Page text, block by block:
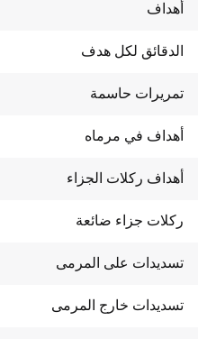
أهداف
الدقائق لكل هدف
تمريرات حاسمة
أهداف في مرماه
أهداف ركلات الجزاء
ركلات جزاء ضائعة
تسديدات على المرمى
تسديدات خارج المرمى